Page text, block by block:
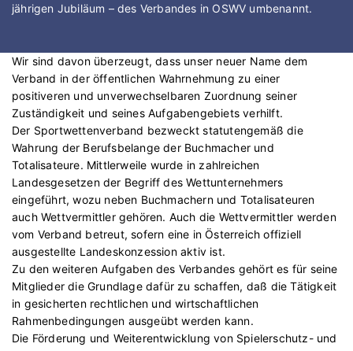
jährigen Jubiläum – des Verbandes in OSWV umbenannt.
Wir sind davon überzeugt, dass unser neuer Name dem
Verband in der öffentlichen Wahrnehmung zu einer
positiveren und unverwechselbaren Zuordnung seiner
Zuständigkeit und seines Aufgabengebiets verhilft.
Der Sportwettenverband bezweckt statutengemäß die
Wahrung der Berufsbelange der Buchmacher und
Totalisateure. Mittlerweile wurde in zahlreichen
Landesgesetzen der Begriff des Wettunternehmers
eingeführt, wozu neben Buchmachern und Totalisateuren
auch Wettvermittler gehören. Auch die Wettvermittler werden
vom Verband betreut, sofern eine in Österreich offiziell
ausgestellte Landeskonzession aktiv ist.
Zu den weiteren Aufgaben des Verbandes gehört es für seine
Mitglieder die Grundlage dafür zu schaffen, daß die Tätigkeit
in gesicherten rechtlichen und wirtschaftlichen
Rahmenbedingungen ausgeübt werden kann.
Die Förderung und Weiterentwicklung von Spielerschutz- und